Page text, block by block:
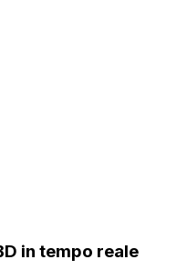
in tempo reale